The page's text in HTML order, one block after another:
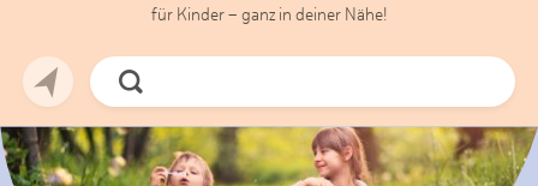
für Kinder – ganz in deiner Nähe!
Jetzt
Suchen